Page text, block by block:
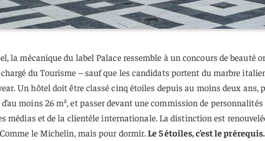
la mécanique du label Palace ressemble à un concours de beauté
du Tourisme – sauf que les candidats portent du marbre
Un hôtel doit être classé cinq étoiles depuis au moins deux ans,
moins 26 m², et passer devant une commission de
médias et de la clientèle internationale. La distinction est
le Michelin, mais pour dormir.Le 5 étoiles, c’est le